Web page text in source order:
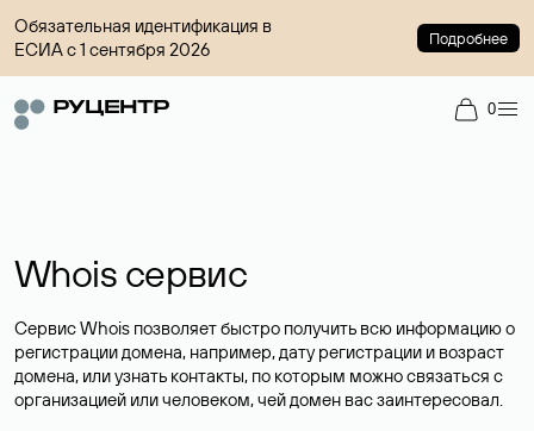
Обязательная идентификация в
ЕСИА с 1 сентября 2026
Подробнее
0
Whois сервис
Сервис Whois позволяет быстро получить всю информацию о
регистрации домена, например, дату регистрации и возраст
домена, или узнать контакты, по которым можно связаться с
организацией или человеком, чей домен вас заинтересовал.